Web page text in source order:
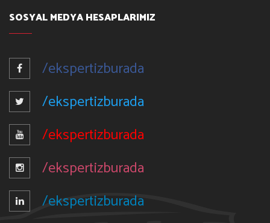
SOSYAL MEDYA HESAPLARIMIZ
/ekspertizburada
/ekspertizburada
/ekspertizburada
/ekspertizburada
/ekspertizburada